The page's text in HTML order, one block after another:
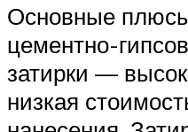
Основные
цементно-
затирки —
низкая